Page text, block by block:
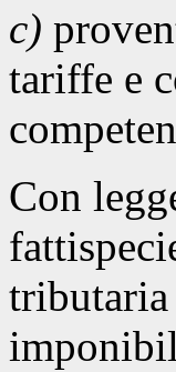
c)
tariffe e
Con
tributaria